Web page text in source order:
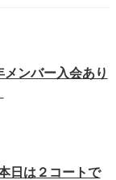
ンバー入会あり
日は２コートで